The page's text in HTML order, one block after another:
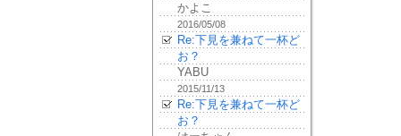
かよこ
2016/05/08
Re:下見を兼ねて一杯ど
お？
YABU
2015/11/13
Re:下見を兼ねて一杯ど
お？